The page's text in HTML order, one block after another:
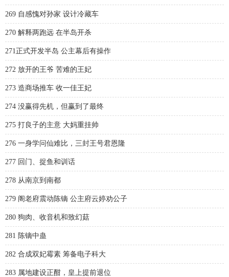
269 自感愧对孙家 设计冷藏车
270 解释两跑远 在半岛开杀
271正式开发半岛 公主幕后有操作
272 放开的王爷 苦难的王妃
273 造商场推车 收一佳王妃
274 没赢得先机，但赢到了最终
275 打良子的主意 大妈重挂帅
276 一身学问仙难比，三封王号君恩隆
277 回门、捉鱼和训话
278 从南京到南都
279 阁老府震动陈镝 公主府云婷劝公子
280 狗肉、收音机和致幻菇
281 陈镝中蛊
282 合成双妃霉素 筹备电子科大
283 属地建设正酣，皇上提前退位